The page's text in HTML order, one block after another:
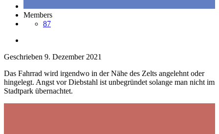
Members
87
Geschrieben 9. Dezember 2021
Das Fahrrad wird irgendwo in der Nähe des Zelts angelehnt oder
hingelegt. Angst vor Diebstahl ist unbegründet solange man nicht im
Stadtpark übernachtet.